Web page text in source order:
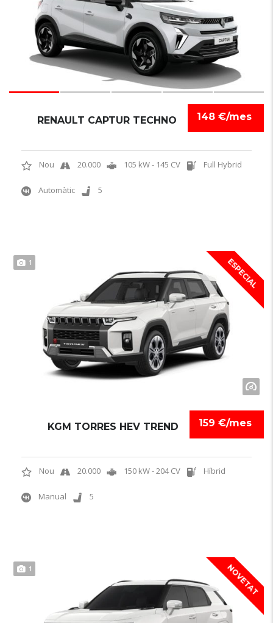
148 €/mes
RENAULT CAPTUR TECHNO
Nou 20.000 105 kW - 145 CV Full Hybrid
Automàtic 5
ESPECIAL
1
159 €/mes
KGM TORRES HEV TREND
Nou 20.000 150 kW - 204 CV Híbrid
Manual 5
NOVETAT
1